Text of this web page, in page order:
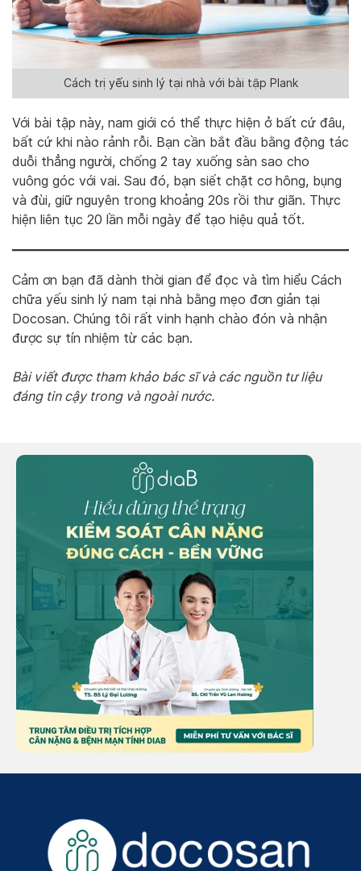
Cách trị yếu sinh lý tại nhà với bài tập Plank
Với bài tập này, nam giới có thể thực hiện ở bất cứ đâu,
bất cứ khi nào rảnh rỗi. Bạn cần bắt đầu bằng động tác
duỗi thẳng người, chống 2 tay xuống sàn sao cho
vuông góc với vai. Sau đó, bạn siết chặt cơ hông, bụng
và đùi, giữ nguyên trong khoảng 20s rồi thư giãn. Thực
hiện liên tục 20 lần mỗi ngày để tạo hiệu quả tốt.
Cảm ơn bạn đã dành thời gian để đọc và tìm hiểu Cách
chữa yếu sinh lý nam tại nhà bằng mẹo đơn giản tại
Docosan. Chúng tôi rất vinh hạnh chào đón và nhận
được sự tín nhiệm từ các bạn.
Bài viết được tham khảo bác sĩ và các nguồn tư liệu
đáng tin cậy trong và ngoài nước.